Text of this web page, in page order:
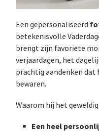
Een gepersonaliseerd
betekenisvolle
brengt zijn favoriete
verjaardagen, het
prachtig aandenken
bewaren.
Waarom hij het
Een heel